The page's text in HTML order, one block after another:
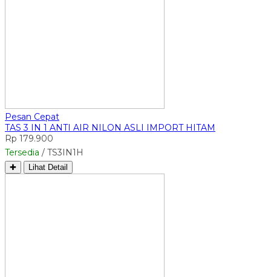
Pesan Cepat
TAS 3 IN 1 ANTI AIR NILON ASLI IMPORT HITAM
Rp 179.900
Tersedia / TS3IN1H
✚ Lihat Detail